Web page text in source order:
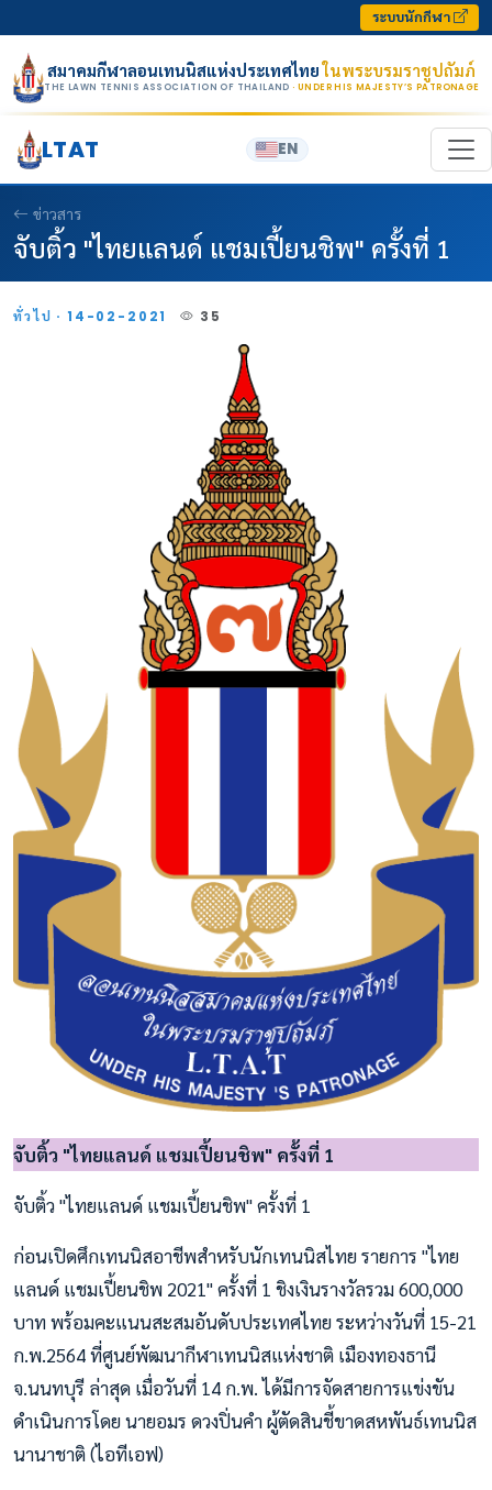
ระบบนักกีฬา
สมาคมกีฬาลอนเทนนิสแห่งประเทศไทยในพระบรมราชูปถัมภ์
THE LAWN TENNIS ASSOCIATION OF THAILAND · UNDER HIS MAJESTY’S PATRONAGE
LTAT EN
ข่าวสาร
จับติ้ว "ไทยแลนด์ แชมเปี้ยนชิพ" ครั้งที่ 1
ทั่วไป · 14-02-2021 35
จับติ้ว "ไทยแลนด์ แชมเปี้ยนชิพ" ครั้งที่ 1
จับติ้ว "ไทยแลนด์ แชมเปี้ยนชิพ" ครั้งที่ 1
ก่อนเปิดศึกเทนนิสอาชีพสำหรับนักเทนนิสไทย รายการ "ไทย
แลนด์ แชมเปี้ยนชิพ 2021" ครั้งที่ 1 ชิงเงินรางวัลรวม 600,000
บาท พร้อมคะแนนสะสมอันดับประเทศไทย ระหว่างวันที่ 15-21
ก.พ.2564 ที่ศูนย์พัฒนากีฬาเทนนิสแห่งชาติ เมืองทองธานี
จ.นนทบุรี ล่าสุด เมื่อวันที่ 14 ก.พ. ได้มีการจัดสายการแข่งขัน
ดำเนินการโดย นายอมร ดวงปิ่นคำ ผู้ตัดสินชี้ขาดสหพันธ์เทนนิส
นานาชาติ (ไอทีเอฟ)